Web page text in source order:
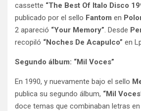
cassette “The Best Of Italo Disco
publicado por el sello Fantom en
2 apareció “Your Memory”. Desde
recopiló “Noches De Acapulco” en
Segundo álbum: “Mil Voces”
En 1990, y nuevamente bajo el sello
publica su segundo álbum, “Mil
doce temas que combinaban letras